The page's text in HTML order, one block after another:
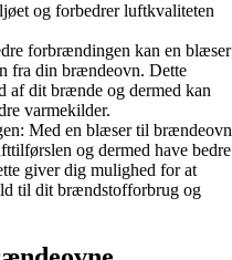
og forbedrer luftkvaliteten
forbrændingen kan en blæser
fra din brændeovn. Dette
af dit brænde og dermed kan
varmekilder.
Med en blæser til brændeovn
og dermed have bedre
giver dig mulighed for at
til dit brændstofforbrug og